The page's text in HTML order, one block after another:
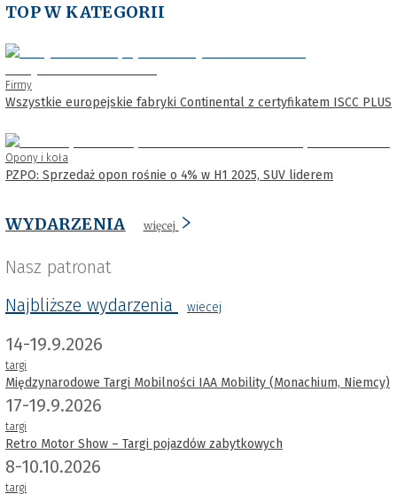
TOP W KATEGORII
Firmy
Wszystkie europejskie fabryki Continental z certyfikatem ISCC PLUS
Opony i koła
PZPO: Sprzedaż opon rośnie o 4% w H1 2025, SUV liderem
WYDARZENIA więcej
Nasz patronat
Najbliższe wydarzenia
wiecej
14-19.9.2026
targi
Międzynarodowe Targi Mobilności IAA Mobility (Monachium, Niemcy)
17-19.9.2026
targi
Retro Motor Show – Targi pojazdów zabytkowych
8-10.10.2026
targi